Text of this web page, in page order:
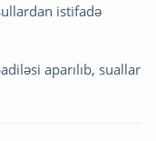
istifadə
aparılıb, suallar